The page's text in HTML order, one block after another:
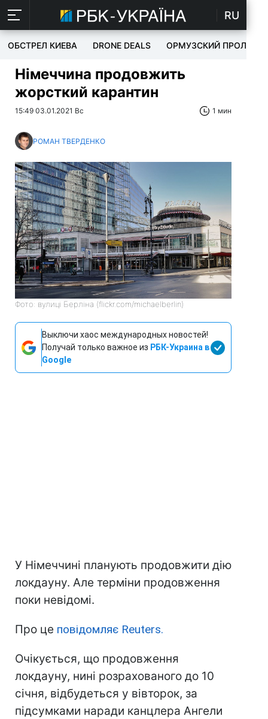
RU
ОБСТРЕЛ КИЕВА DRONE DEALS ОРМУЗСКИЙ ПРОЛИВ
Німеччина продовжить
жорсткий карантин
15:49 03.01.2021 Вс 1 мин
РОМАН ТВЕРДЕНКО
Фото: вулиці Берліна (flickr.com/michaelberlin)
Выключи хаос международных новостей!
Получай только важное из РБК-Украина в
Google
У Німеччині планують продовжити дію
локдауну. Але терміни продовження
поки невідомі.
Про це повідомляє Reuters.
Очікується, що продовження
локдауну, нині розрахованого до 10
січня, відбудеться у вівторок, за
підсумками наради канцлера Ангели